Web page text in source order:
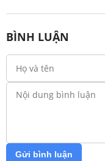
BÌNH LUẬN
Gửi bình luận